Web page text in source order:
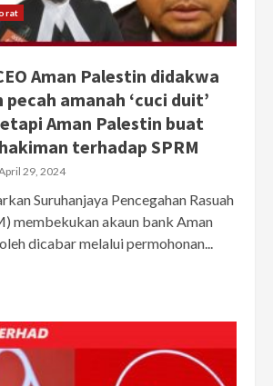
Aman Palestin didakwa
amanah ‘cuci duit’
Aman Palestin buat
terhadap SPRM
29, 2024
Suruhanjaya Pencegahan Rasuah
membekukan akaun bank Aman
dicabar melalui permohonan...